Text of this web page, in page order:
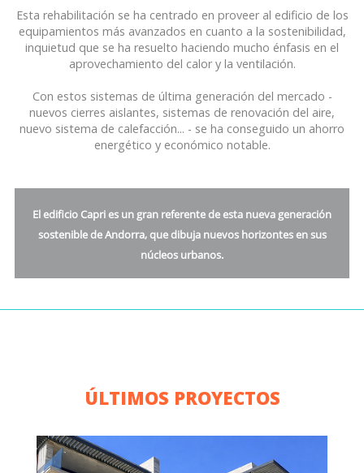
Esta rehabilitación se ha centrado en proveer al edificio de los
equipamientos más avanzados en cuanto a la sostenibilidad,
inquietud que se ha resuelto haciendo mucho énfasis en el
aprovechamiento del calor y la ventilación.
Con estos sistemas de última generación del mercado -
nuevos cierres aislantes, sistemas de renovación del aire,
nuevo sistema de calefacción... - se ha conseguido un ahorro
energético y económico notable.
El edificio Capri es un gran referente de esta nueva generación
sostenible de Andorra, que dibuja nuevos horizontes en sus
núcleos urbanos.
ÚLTIMOS PROYECTOS